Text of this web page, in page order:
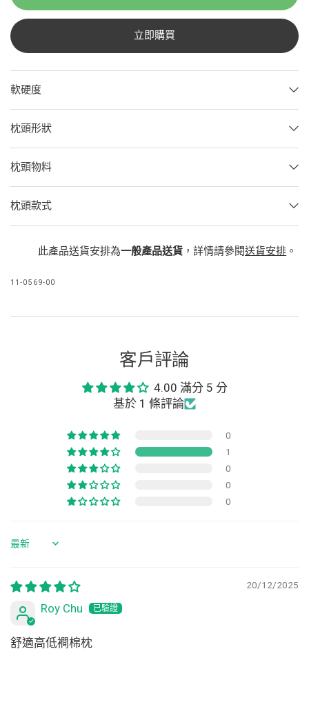
立即購買
軟硬度
枕頭形狀
枕頭物料
枕頭款式
此產品送貨安排為一般產品送貨 ，詳情請參閱送貨安排 。
11-0569-00
客戶評論
4.00 滿分 5 分
基於 1 條評論
0
1
0
0
0
Sort by
20/12/2025
Roy Chu
舒適高低襇棉枕